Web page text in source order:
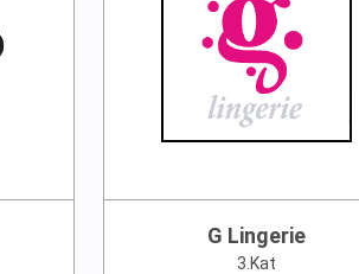
G Lingerie
3.Kat